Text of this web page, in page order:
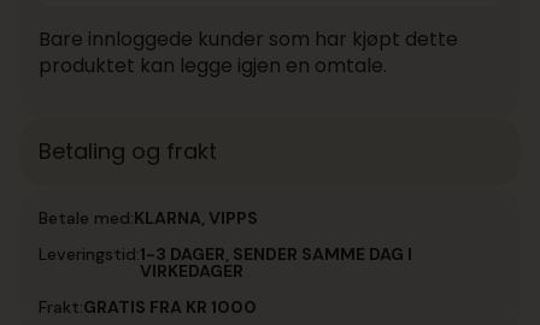
Bare innloggede kunder som har kjøpt dette
produktet kan legge igjen en omtale.
Betaling og frakt
Betale med:KLARNA, VIPPS
Leveringstid:1-3 DAGER, SENDER SAMME DAG I
VIRKEDAGER
Frakt:GRATIS FRA KR 1000